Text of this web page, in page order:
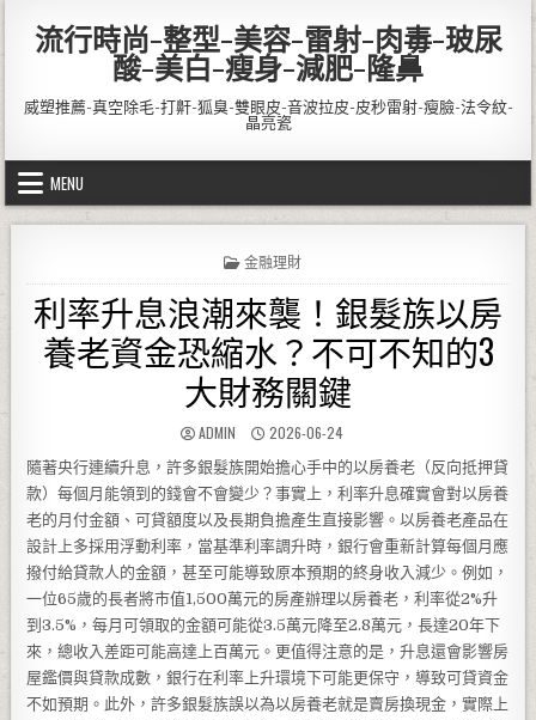
流行時尚-整型-美容-雷射-肉毒-玻尿
酸-美白-瘦身-減肥-隆鼻
威塑推薦-真空除毛-打鼾-狐臭-雙眼皮-音波拉皮-皮秒雷射-瘦臉-法令紋-
晶亮瓷
MENU
POSTED IN
金融理財
利率升息浪潮來襲！銀髮族以房
養老資金恐縮水？不可不知的3
大財務關鍵
AUTHOR:
ADMIN PUBLISHED DATE:
2026-06-24
隨著央行連續升息，許多銀髮族開始擔心手中的以房養老（反向抵押貸
款）每個月能領到的錢會不會變少？事實上，利率升息確實會對以房養
老的月付金額、可貸額度以及長期負擔產生直接影響。以房養老產品在
設計上多採用浮動利率，當基準利率調升時，銀行會重新計算每個月應
撥付給貸款人的金額，甚至可能導致原本預期的終身收入減少。例如，
一位65歲的長者將市值1,500萬元的房產辦理以房養老，利率從2%升
到3.5%，每月可領取的金額可能從3.5萬元降至2.8萬元，長達20年下
來，總收入差距可能高達上百萬元。更值得注意的是，升息還會影響房
屋鑑價與貸款成數，銀行在利率上升環境下可能更保守，導致可貸資金
不如預期。此外，許多銀髮族誤以為以房養老就是賣房換現金，實際上